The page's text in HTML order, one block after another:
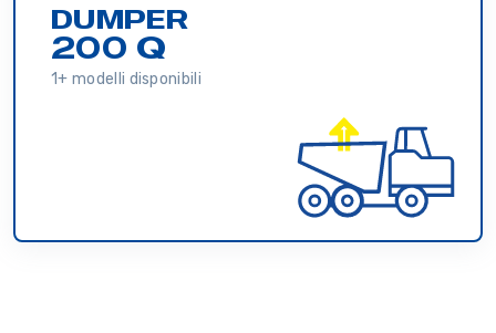
DUMPER
200 Q
1+ modelli disponibili